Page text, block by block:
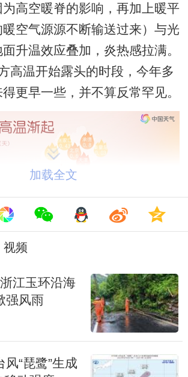
高空暖脊的影响，再加上暖平
空气源源不断输送过来）与光
升温效应叠加，炎热感拉满。
高温开始露头的时段，今年多
更早一些，并不算反常罕见。
早到来与“今夏更热”没有必然联
夏天大家确实要警惕阶段性高温
气候中心预测，今年6月至8月
温较常年同期偏高，华北、华
南、西南地区东部、新疆等地有
加载全文
视频
江玉环沿海
强风雨
“琵鹭”生成